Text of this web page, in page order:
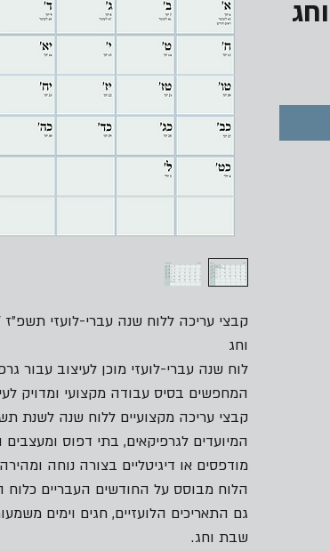
וחג
לוח שנה עברי-לועזי מוכן לעיצוב עבור
המחפשים בסיס עבודה מקצועי ומדויק
קבצי עריכה מקצועיים ללוח שנה לשנת
המיועדים לגרפיקאים, בתי דפוס ומעצבים
מודפסים או דיגיטליים בצורה נוחה
הלוח מבוסס על החודשים העבריים כלוח
גם התאריכים הלועזיים, חגים וימים
שבת וחג.